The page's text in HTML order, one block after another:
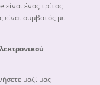
ένας τρίτος
είναι συμβατός με
μαζί μας